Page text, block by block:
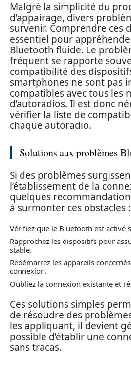
Malgré la simplicité du
d’appairage, divers
survenir. Comprendre ces
essentiel pour
Bluetooth fluide. Le
fréquent se rapporte
compatibilité des
smartphones ne sont pas
compatibles avec tous les
d’autoradios. Il est donc
vérifier la liste de
chaque autoradio.
Solutions aux problèmes
Si des problèmes
l’établissement de la
quelques
à surmonter ces obstacles :
Vérifiez que le Bluetooth est activé
Rapprochez les dispositifs pour
stable.
Redémarrez les appareils
connexion.
Oubliez la connexion existante et
Ces solutions simples
de résoudre des
les appliquant, il devient
possible d’établir une
sans tracas.